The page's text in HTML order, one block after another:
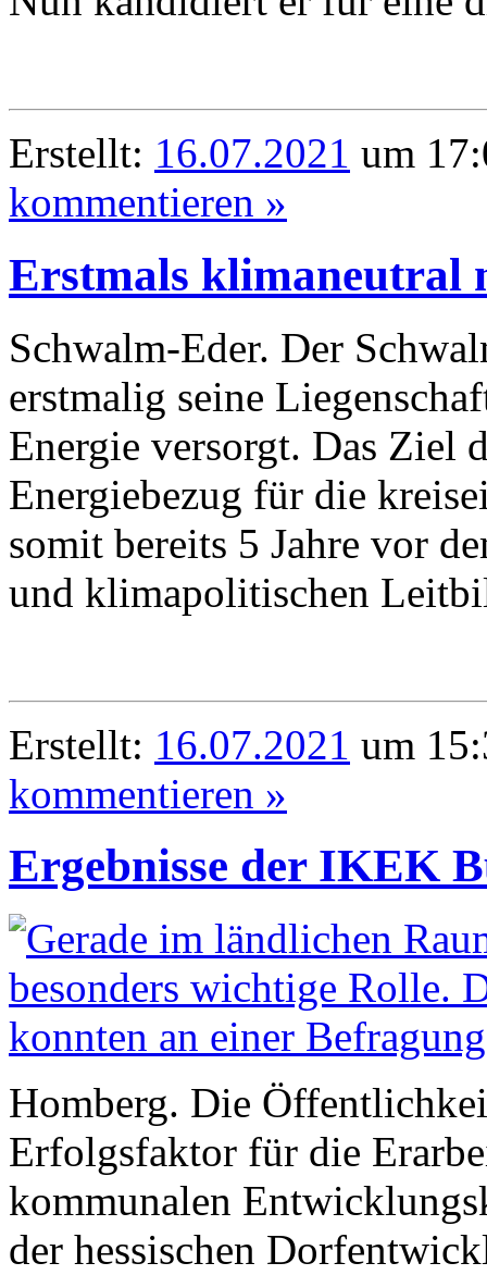
Erstellt: 16.07.2021 um
kommentieren »
Erstmals klimaneutral
Schwalm-Eder. Der
erstmalig seine
Energie versorgt. Das Ziel
Energiebezug für die
somit bereits 5 Jahre vor
und klimapolitischen
Erstellt: 16.07.2021 um
kommentieren »
Ergebnisse der IKEK
Homberg. Die
Erfolgsfaktor für die
kommunalen
der hessischen